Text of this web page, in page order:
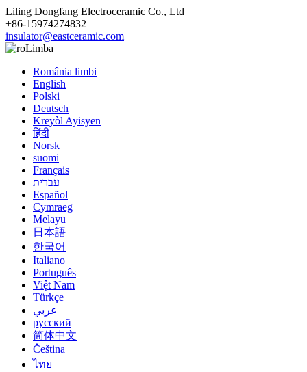
Liling Dongfang Electroceramic Co., Ltd
+86-15974274832
insulator@eastceramic.com
Limba
România limbi
English
Polski
Deutsch
Kreyòl Ayisyen
हिंदी
Norsk
suomi
Français
עברית
Español
Cymraeg
Melayu
日本語
한국어
Italiano
Português
Việt Nam
Türkçe
عربي
русский
简体中文
Čeština
ไทย